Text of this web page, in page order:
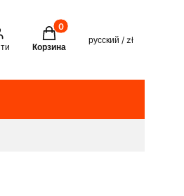
Товары в корзине: 0. See
Корзина
русский / zł